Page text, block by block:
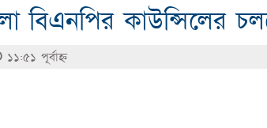
বিএনপির কাউন্সিলের
১১:৫১ পূর্বাহ্ণ